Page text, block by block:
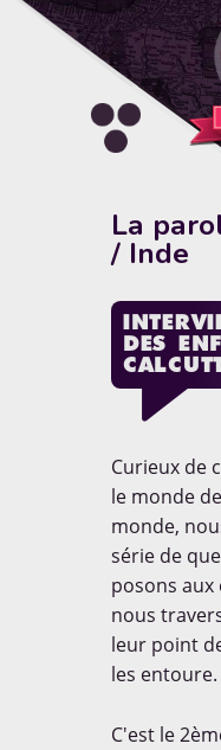
Artistique &
La
Le coin de
A
"Blog de
monde en
photos,
solo ou avec
EN
La
/ Inde
DES
Curieux de
le monde
monde,
série de
posons aux
nous
leur point
les entoure.
C'est le